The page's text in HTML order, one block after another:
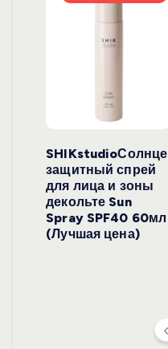
SHIKstudioСолнце
защитный спрей
для лица и зоны
декольте Sun
Spray SPF40 60мл
(Лучшая цена)